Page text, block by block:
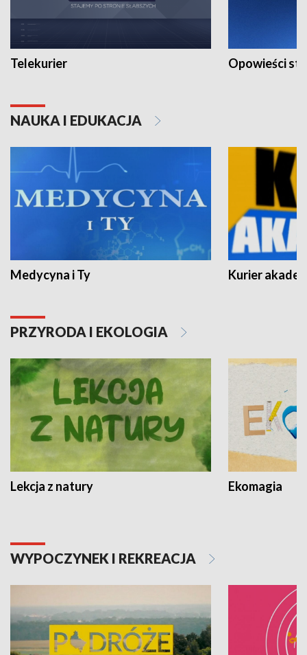
Telekurier Opowieści
NAUKA I EDUKACJA
Medycyna i Ty Kurier
PRZYRODA I EKOLOGIA
Lekcja z natury Ekomagia
WYPOCZYNEK I REKREACJA